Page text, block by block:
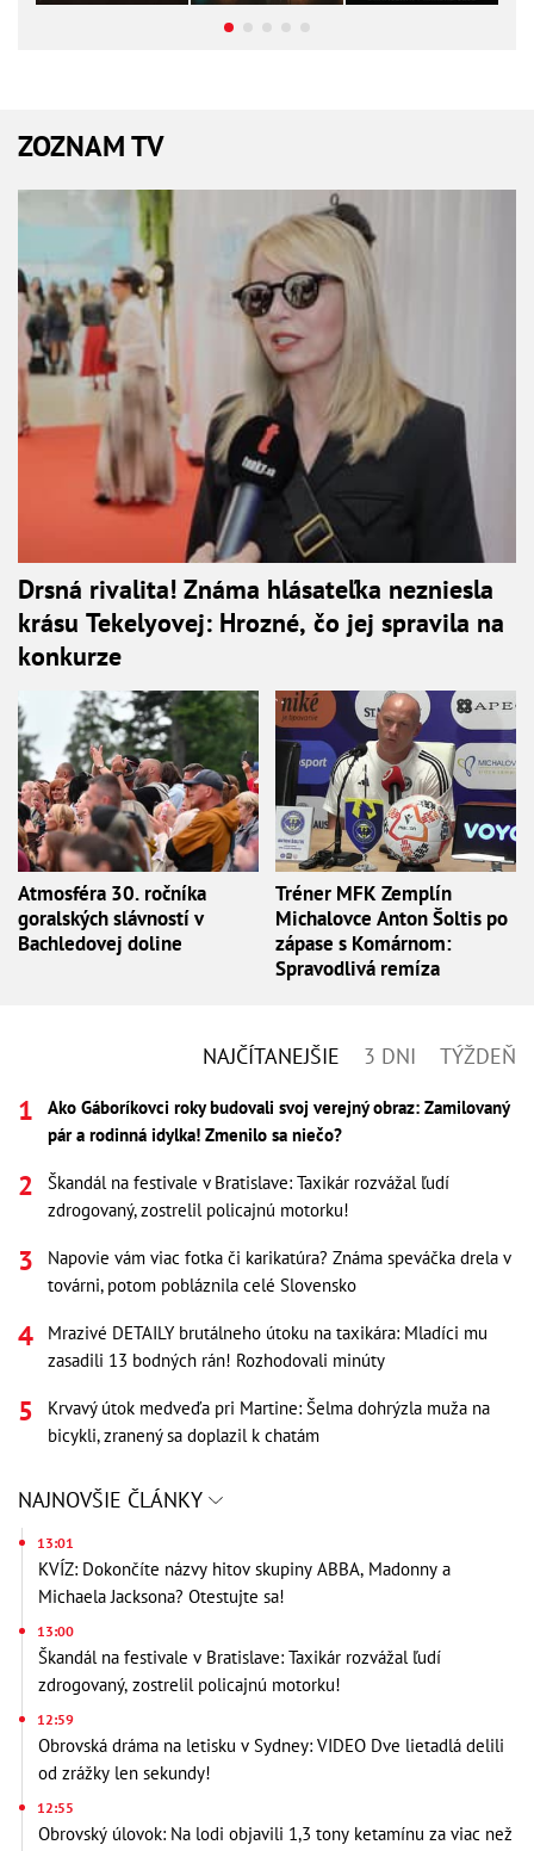
ZOZNAM TV
Drsná rivalita! Známa hlásateľka nezniesla
krásu Tekelyovej: Hrozné, čo jej spravila na
konkurze
Atmosféra 30. ročníka
goralských slávností v
Bachledovej doline
Tréner MFK Zemplín
Michalovce Anton Šoltis po
zápase s Komárnom:
Spravodlivá remíza
NAJČÍTANEJŠIE 3 DNI TÝŽDEŇ
Ako Gáboríkovci roky budovali svoj verejný obraz: Zamilovaný
pár a rodinná idylka! Zmenilo sa niečo?
Škandál na festivale v Bratislave: Taxikár rozvážal ľudí
zdrogovaný, zostrelil policajnú motorku!
Napovie vám viac fotka či karikatúra? Známa speváčka drela v
továrni, potom pobláznila celé Slovensko
Mrazivé DETAILY brutálneho útoku na taxikára: Mladíci mu
zasadili 13 bodných rán! Rozhodovali minúty
Krvavý útok medveďa pri Martine: Šelma dohrýzla muža na
bicykli, zranený sa doplazil k chatám
NAJNOVŠIE ČLÁNKY
13:01
KVÍZ: Dokončíte názvy hitov skupiny ABBA, Madonny a
Michaela Jacksona? Otestujte sa!
13:00
Škandál na festivale v Bratislave: Taxikár rozvážal ľudí
zdrogovaný, zostrelil policajnú motorku!
12:59
Obrovská dráma na letisku v Sydney: VIDEO Dve lietadlá delili
od zrážky len sekundy!
12:55
Obrovský úlovok: Na lodi objavili 1,3 tony ketamínu za viac než